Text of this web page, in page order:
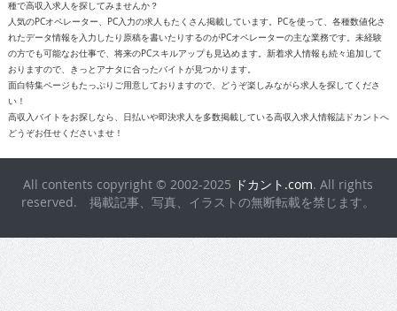
種で高収入求人を探してみませんか？
人気のPCオペレーター、PC入力の求人もたくさん掲載しています。PCを使って、各種数値化さ
れたデータ情報を入力したり原稿を書いたりするのがPCオペレーターの主な業務です。未経験
の方でも可能なお仕事で、将来のPCスキルアップも見込めます。新着求人情報も続々追加して
おりますので、きっとアナタに合ったバイトが見つかります。
面白特集ページもたっぷりご用意しておりますので、どうぞ楽しみながら求人を探してくださ
い！
高収入バイトをお探しなら、日払いや即決求人を多数掲載している高収入求人情報誌ドカントへ
どうぞお任せくださいませ！
All contents copyright © 2002-2025 ドカント.com. All rights
reserved. 掲載記事、写真、イラストの無断転載を禁じます。